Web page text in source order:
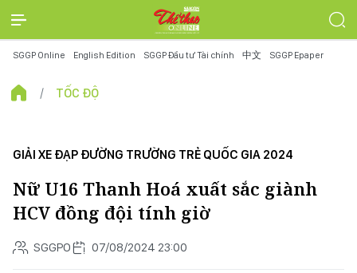
SGGP Online English Edition SGGP Đầu tư Tài chính 中文 SGGP Epaper
TỐC ĐỘ
GIẢI XE ĐẠP ĐƯỜNG TRƯỜNG TRẺ QUỐC GIA 2024
Nữ U16 Thanh Hoá xuất sắc giành
HCV đồng đội tính giờ
SGGPO 07/08/2024 23:00